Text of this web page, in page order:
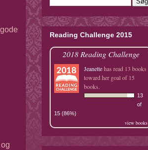
Reading Challenge 2015
2018 Reading Challenge
Jeanettehas read 13 books
toward her goal of 15
books.
13
of
15 (86%)
view books